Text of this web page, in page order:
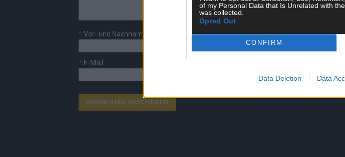
of my Personal Data that Is Unrelated with
was collected.
Opted Out
CONFIRM
Data Deletion Data
* Vor- und Nachname
* E-Mail